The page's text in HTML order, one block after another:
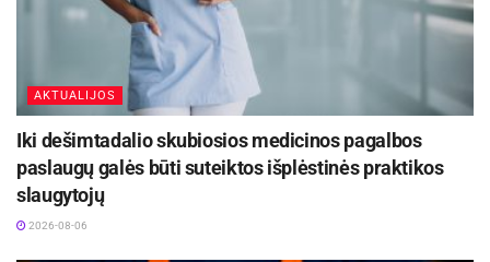
„Gyvenu šalyje, kurioje galiu džiaugtis
laisvės ir demokratijos vaisiais. Ir aš
nieko į tai neinvestavau, nes visa tai
sukūrė mūsų tėvai ir seneliai. Todėl
narystė Šaulių sąjungoje yra mano
skolos atidavimas Lietuvai už tai, kad
AKTUALIJOS
Iki dešimtadalio skubiosios medicinos pagalbos
paslaugų galės būti suteiktos išplėstinės praktikos
slaugytojų
2026-08-06